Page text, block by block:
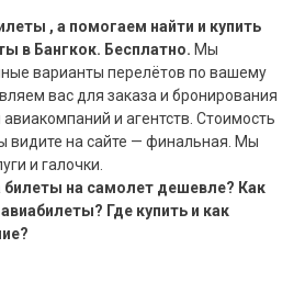
, а помогаем найти и купить
в Бангкок. Бесплатно. Мы
варианты перелётов по вашему
вас для заказа и бронирования
и агентств. Стоимость
видите на сайте — финальная. Мы
и галочки.
билеты на самолет дешевле? Как
Где купить и как